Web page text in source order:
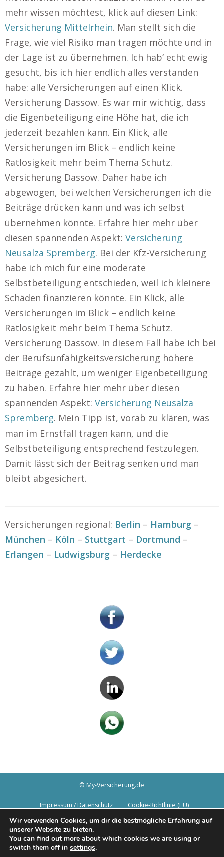
mehr wissen möchtest, klick auf diesen Link:
Versicherung Mittelrhein. Man stellt sich die
Frage, wie viel Risiko man tragen möchte und in
der Lage ist zu übernehmen. Ich hab‘ echt ewig
gesucht, bis ich hier endlich alles verstanden
habe: alle Versicherungen auf einen Klick.
Versicherung Dassow. Es war mir wichtig, dass
die Eigenbeteiligung eine Höhe hat, die ich
jederzeit bezahlen kann. Ein Klick, alle
Versicherungen im Blick – endlich keine
Ratlosigkeit mehr beim Thema Schutz.
Versicherung Dassow. Daher habe ich
abgewogen, bei welchen Versicherungen ich die
Beiträge drücken kann und was ich selbst
übernehmen könnte. Erfahre hier mehr über
diesen spannenden Aspekt: Versicherung
Neusalza Spremberg. Bei der Kfz-Versicherung
habe ich mich für eine moderate
Selbstbeteiligung entschieden, weil ich kleinere
Schäden finanzieren könnte. Ein Klick, alle
Versicherungen im Blick – endlich keine
Ratlosigkeit mehr beim Thema Schutz.
Versicherung Dassow. In diesem Fall habe ich bei
der Berufsunfähigkeitsversicherung höhere
Beiträge gezahlt, um weniger Eigenbeteiligung
zu haben. Erfahre hier mehr über diesen
spannenden Aspekt: Versicherung Neusalza
Spremberg. Mein Tipp ist, vorab zu klären, was
man im Ernstfall tragen kann, und die
Selbstbeteiligung entsprechend festzulegen.
Damit lässt sich der Beitrag senken und man
bleibt abgesichert.
Versicherungen regional: Berlin – Hamburg –
München – Köln – Stuttgart – Dortmund –
Erlangen – Ludwigsburg – Herdecke
© My-Versicherung.de
Impressum / Datenschutz Cookie-Richtlinie (EU)
Wir verwenden Cookies, um dir die bestmögliche Erfahrung auf
unserer Website zu bieten.
You can find out more about which cookies we are using or
switch them off in settings.